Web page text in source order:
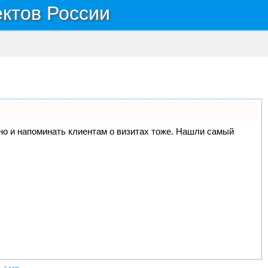
России
и напоминать клиентам о визитах тоже. Нашли самый